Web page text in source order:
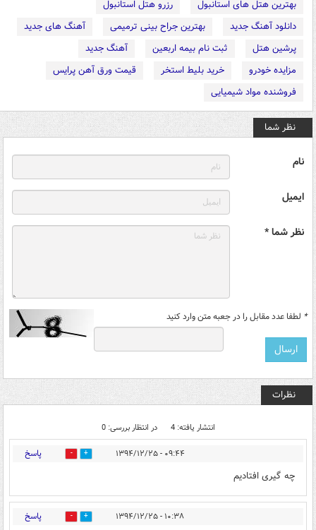
بهترین هتل های استانبول
رزرو هتل استانبول
دانلود آهنگ جدید
بهترین جراح بینی ترمیمی
آهنگ های جدید
پرشین هتل
ثبت نام بیمه اربعین
آهنگ جدید
مزایده خودرو
خرید بلیط استخر
قیمت ورق آهن پرایس
فروشنده مواد شیمیایی
نظر شما
نام
ایمیل
نظر شما *
* لطفا عدد مقابل را در جعبه متن وارد کنید
نظرات
انتشار یافته: 4 در انتظار بررسی: 0
۰۹:۴۴ - ۱۳۹۴/۱۲/۲۵ 0 پاسخ
چه گیری افتادیم
۱۰:۳۸ - ۱۳۹۴/۱۲/۲۵ 0 پاسخ